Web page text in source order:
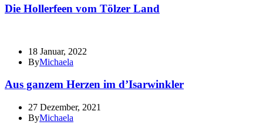
Die Hollerfeen vom Tölzer Land
18 Januar, 2022
ByMichaela
Aus ganzem Herzen im d’Isarwinkler
27 Dezember, 2021
ByMichaela